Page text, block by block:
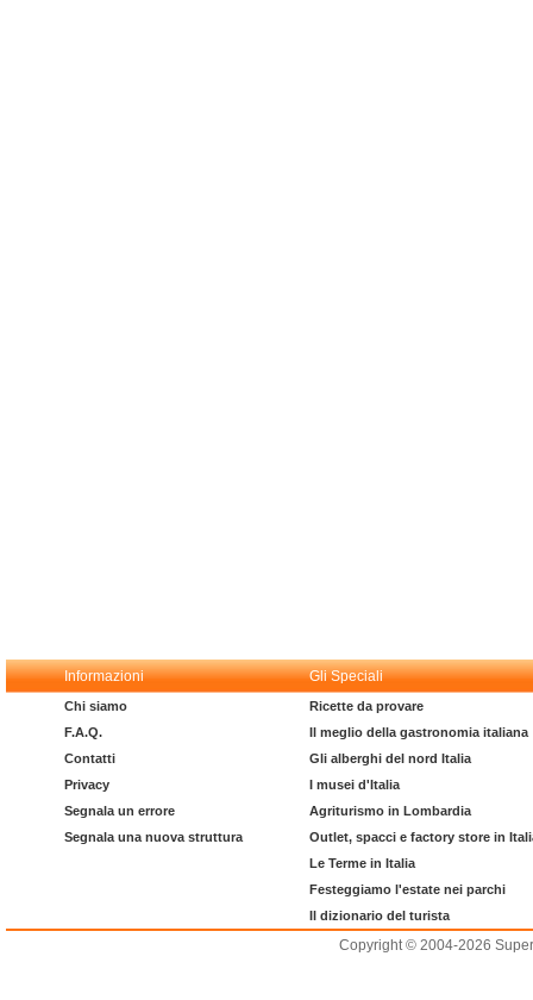
Informazioni Gli Speciali
Chi siamo
F.A.Q.
Contatti
Privacy
Segnala un errore
Segnala una nuova struttura
Ricette da provare
Il meglio della gastronomia italiana
Gli alberghi del nord Italia
I musei d'Italia
Agriturismo in Lombardia
Outlet, spacci e factory store in
Le Terme in Italia
Festeggiamo l'estate nei parchi
Il dizionario del turista
Copyright © 2004-2026